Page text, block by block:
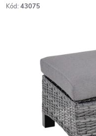
Kód: 43075